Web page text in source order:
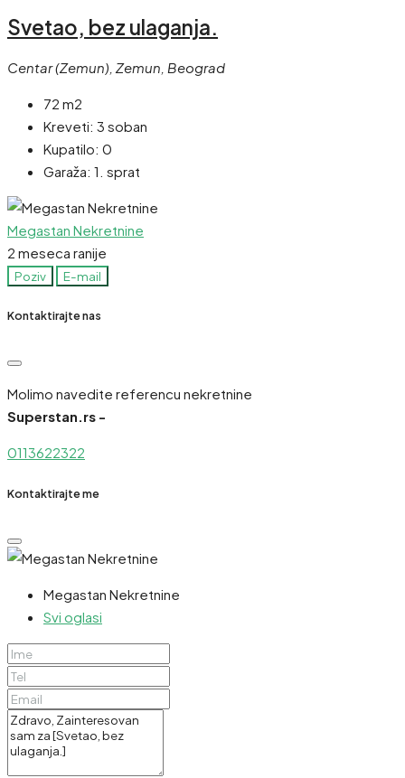
Svetao, bez ulaganja.
Centar (Zemun), Zemun, Beograd
72 m2
Kreveti: 3 soban
Kupatilo: 0
Garaža: 1. sprat
Megastan Nekretnine
2 meseca ranije
Poziv E-mail
Kontaktirajte nas
Molimo navedite referencu nekretnine
Superstan.rs -
0113622322
Kontaktirajte me
Megastan Nekretnine
Svi oglasi